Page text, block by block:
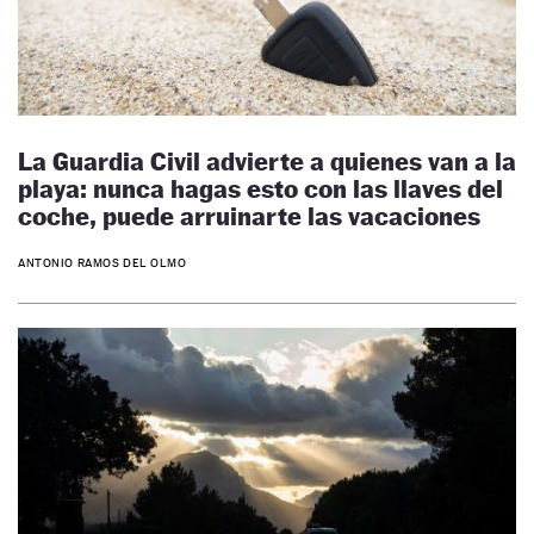
La Guardia Civil advierte a quienes van a la
playa: nunca hagas esto con las llaves del
coche, puede arruinarte las vacaciones
ANTONIO RAMOS DEL OLMO